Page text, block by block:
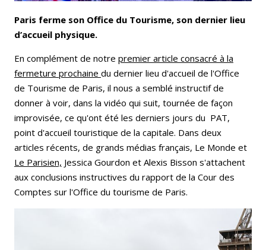
Paris ferme son Office du Tourisme, son dernier lieu
d’accueil physique.
En complément de notre premier article consacré à la
fermeture prochaine du dernier lieu d'accueil de l'Office
de Tourisme de Paris, il nous a semblé instructif de
donner à voir, dans la vidéo qui suit, tournée de façon
improvisée, ce qu'ont été les derniers jours du PAT,
point d'accueil touristique de la capitale. Dans deux
articles récents, de grands médias français, Le Monde et
Le Parisien, Jessica Gourdon et Alexis Bisson s'attachent
aux conclusions instructives du rapport de la Cour des
Comptes sur l'Office du tourisme de Paris.